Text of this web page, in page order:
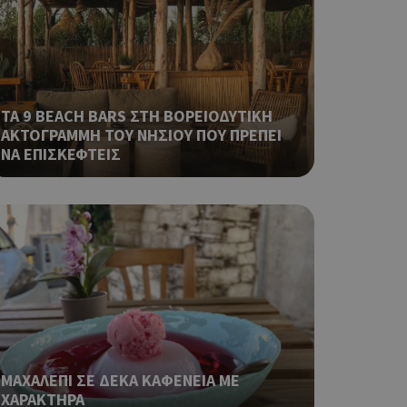
ΤΑ 9 BEACH BARS ΣΤΗ ΒΟΡΕΙΟΔΥΤΙΚΗ
ΑΚΤΟΓΡΑΜΜΗ ΤΟΥ ΝΗΣΙΟΥ ΠΟΥ ΠΡΕΠΕΙ
ΝΑ ΕΠΙΣΚΕΦΤΕΙΣ
ΜΑΧΑΛΕΠΙ ΣΕ ΔΕΚΑ ΚΑΦΕΝΕΙΑ ΜΕ
ΧΑΡΑΚΤΗΡΑ
όπως είναι το
push down
δηλαδή να
στον χρήστη
είναι το
push down
την
που
για ένα
μεταβλητών
είναι
ο
ένα καλό
σελίδων.
δηλαδή να
στον χρήστη